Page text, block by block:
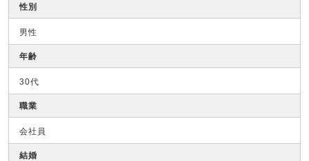
性別
男性
年齢
30代
職業
会社員
結婚